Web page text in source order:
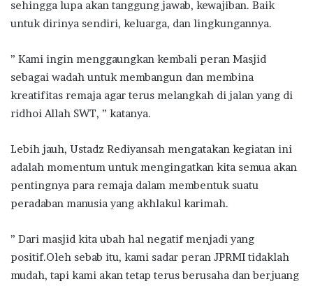
sehingga lupa akan tanggung jawab, kewajiban. Baik
untuk dirinya sendiri, keluarga, dan lingkungannya.
” Kami ingin menggaungkan kembali peran Masjid
sebagai wadah untuk membangun dan membina
kreatifitas remaja agar terus melangkah di jalan yang di
ridhoi Allah SWT, ” katanya.
Lebih jauh, Ustadz Rediyansah mengatakan kegiatan ini
adalah momentum untuk mengingatkan kita semua akan
pentingnya para remaja dalam membentuk suatu
peradaban manusia yang akhlakul karimah.
” Dari masjid kita ubah hal negatif menjadi yang
positif.Oleh sebab itu, kami sadar peran JPRMI tidaklah
mudah, tapi kami akan tetap terus berusaha dan berjuang